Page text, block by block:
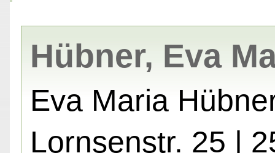
Hübner, Eva
Eva Maria
Lornsenstr. 25 |